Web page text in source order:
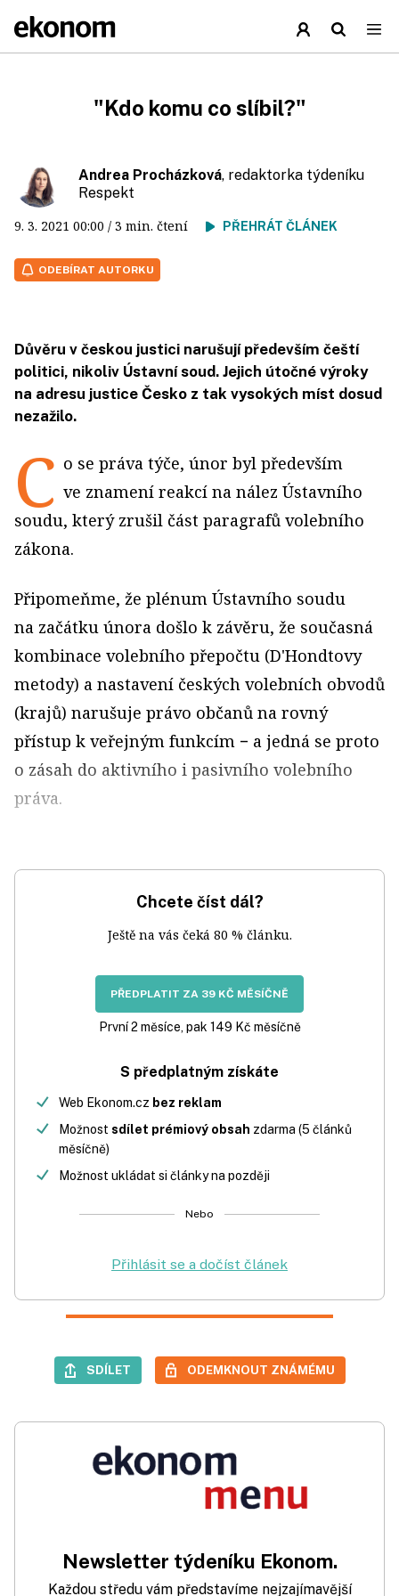
"Kdo komu co slíbil?"
Andrea Procházková, redaktorka týdeníku
Respekt
9. 3. 2021 00:00 / 3 min. čtení PŘEHRÁT ČLÁNEK
ODEBÍRAT AUTORKU
Důvěru v českou justici narušují především čeští
politici, nikoliv Ústavní soud. Jejich útočné výroky
na adresu justice Česko z tak vysokých míst dosud
nezažilo.
C o se práva týče, únor byl především
ve znamení reakcí na nález Ústavního
soudu, který zrušil část paragrafů volebního
zákona.
Připomeňme, že plénum Ústavního soudu
na začátku února došlo k závěru, že současná
kombinace volebního přepočtu (D'Hondtovy
metody) a nastavení českých volebních obvodů
(krajů) narušuje právo občanů na rovný
přístup k veřejným funkcím − a jedná se proto
o zásah do aktivního i pasivního volebního
práva.
Chcete číst dál?
Ještě na vás čeká 80 % článku.
PŘEDPLATIT ZA 39 KČ MĚSÍČNĚ
První 2 měsíce, pak 149 Kč měsíčně
S předplatným získáte
Web Ekonom.cz bez reklam
Možnost sdílet prémiový obsah zdarma (5 článků
měsíčně)
Možnost ukládat si články na později
Nebo
Přihlásit se a dočíst článek
SDÍLET ODEMKNOUT ZNÁMÉMU
Newsletter týdeníku Ekonom.
Každou středu vám představíme nejzajímavější